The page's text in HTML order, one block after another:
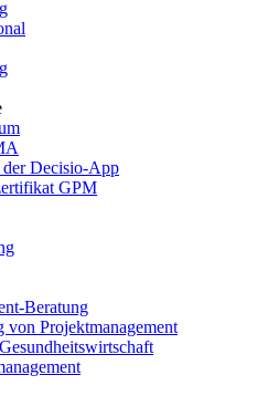
Decisio-App
GPM
Beratung
von Projektmanagement